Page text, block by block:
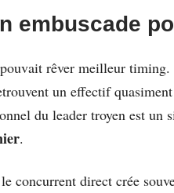
embuscade
rêver meilleur
un effectif
du leader troyen est un
.
concurrent direct crée